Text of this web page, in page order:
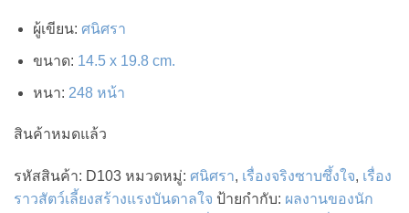
ผู้เขียน: ศนิศรา
ขนาด: 14.5 x 19.8 cm.
หนา: 248 หน้า
สินค้าหมดแล้ว
รหัสสินค้า: D103 หมวดหมู่: ศนิศรา, เรื่องจริงซาบซึ้งใจ, เรื่อง
ราวสัตว์เลี้ยงสร้างแรงบันดาลใจ ป้ายกำกับ: ผลงานของนัก